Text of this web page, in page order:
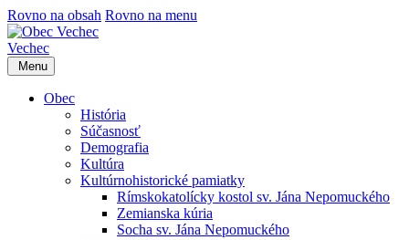
Rovno na obsah Rovno na menu
Vechec
Menu
Obec
História
Súčasnosť
Demografia
Kultúra
Kultúrnohistorické pamiatky
Rímskokatolícky kostol sv. Jána Nepomuckého
Zemianska kúria
Socha sv. Jána Nepomuckého